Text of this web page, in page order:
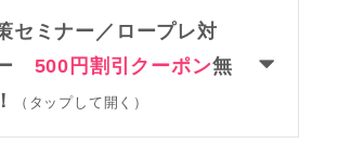
セミナー／ロープレ対
500円割引クーポン無
（タップして開く）